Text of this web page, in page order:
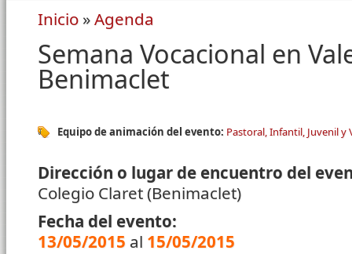
Se encuentra usted aquí
Inicio »Agenda
Semana Vocacional en
Benimaclet
Equipo de animación del evento: Pastoral, Infantil, Juvenil y
Dirección o lugar de encuentro del
Colegio Claret (Benimaclet)
Fecha del evento:
13/05/2015 al 15/05/2015